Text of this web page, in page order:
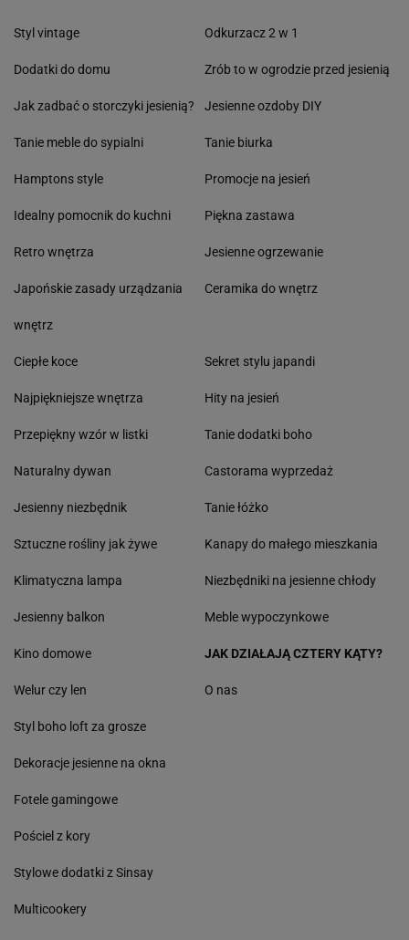
Styl vintage
Dodatki do domu
Jak zadbać o storczyki jesienią?
Tanie meble do sypialni
Hamptons style
Idealny pomocnik do kuchni
Retro wnętrza
Japońskie zasady urządzania
wnętrz
Odkurzacz 2 w 1
Zrób to w ogrodzie przed jesienią
Jesienne ozdoby DIY
Tanie biurka
Promocje na jesień
Piękna zastawa
Jesienne ogrzewanie
Ceramika do wnętrz
Ciepłe koce
Najpiękniejsze wnętrza
Przepiękny wzór w listki
Naturalny dywan
Jesienny niezbędnik
Sztuczne rośliny jak żywe
Klimatyczna lampa
Jesienny balkon
Sekret stylu japandi
Hity na jesień
Tanie dodatki boho
Castorama wyprzedaż
Tanie łóżko
Kanapy do małego mieszkania
Niezbędniki na jesienne chłody
Meble wypoczynkowe
Kino domowe
Welur czy len
Styl boho loft za grosze
Dekoracje jesienne na okna
Fotele gamingowe
Pościel z kory
Stylowe dodatki z Sinsay
Multicookery
JAK DZIAŁAJĄ CZTERY KĄTY?
O nas